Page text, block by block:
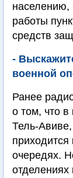
населению,
работы
средств
-
военной
Ранее
о том, что в
Тель-
приходится
очередях.